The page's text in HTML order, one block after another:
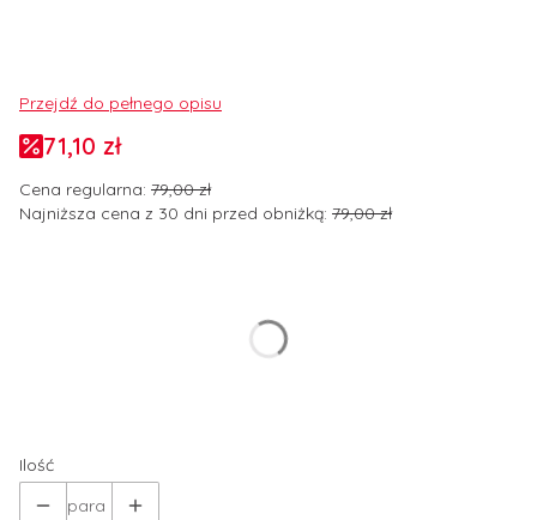
Przejdź do pełnego opisu
71,10 zł
Cena regularna: 79,00 zł
Najniższa cena z 30 dni przed obniżką: 79,00 zł
Ilość
para